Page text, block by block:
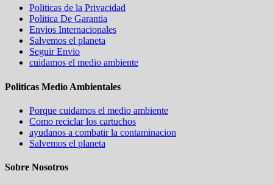
Politicas de la Privacidad
Politica De Garantia
Envios Internacionales
Salvemos el planeta
Seguir Envio
cuidamos el medio ambiente
Politicas Medio Ambientales
Porque cuidamos el medio ambiente
Como reciclar los cartuchos
ayudanos a combatir la contaminacion
Salvemos el planeta
Sobre Nosotros